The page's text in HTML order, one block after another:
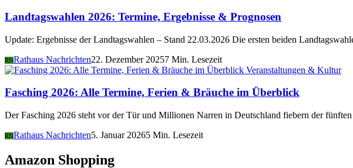
Landtagswahlen 2026: Termine, Ergebnisse & Prognosen
Update: Ergebnisse der Landtagswahlen – Stand 22.03.2026 Die ersten beiden
RNRathaus Nachrichten22. Dezember 20257 Min. Lesezeit
Veranstaltungen & Kultur
Fasching 2026: Alle Termine, Ferien & Bräuche im Überblick
Der Fasching 2026 steht vor der Tür und Millionen Narren in Deutschland fiebern der
RNRathaus Nachrichten5. Januar 20265 Min. Lesezeit
Amazon Shopping